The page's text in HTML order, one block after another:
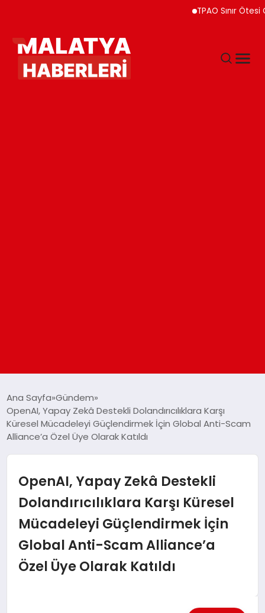
TPAO Sınır Ötesi
GÜNDEM
EĞITIM
EKONOMI
MAGAZIN
Ana Sayfa Gündem
OpenAI, Yapay Zekâ Destekli Dolandırıcılıklara Karşı
Küresel Mücadeleyi Güçlendirmek İçin Global Anti-Scam
Alliance’a Özel Üye Olarak Katıldı
OpenAI, Yapay Zekâ Destekli
Dolandırıcılıklara Karşı Küresel
Mücadeleyi Güçlendirmek İçin
Global Anti-Scam Alliance’a
Özel Üye Olarak Katıldı